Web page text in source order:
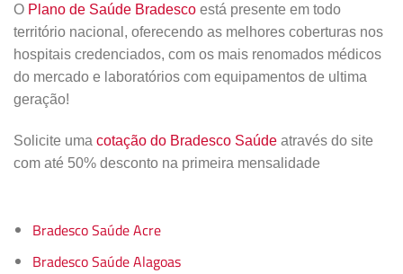
O Plano de Saúde Bradesco está presente em todo
território nacional, oferecendo as melhores coberturas nos
hospitais credenciados, com os mais renomados médicos
do mercado e laboratórios com equipamentos de ultima
geração!
Solicite uma cotação do Bradesco Saúde através do site
com até 50% desconto na primeira mensalidade
Bradesco Saúde Acre
Bradesco Saúde Alagoas